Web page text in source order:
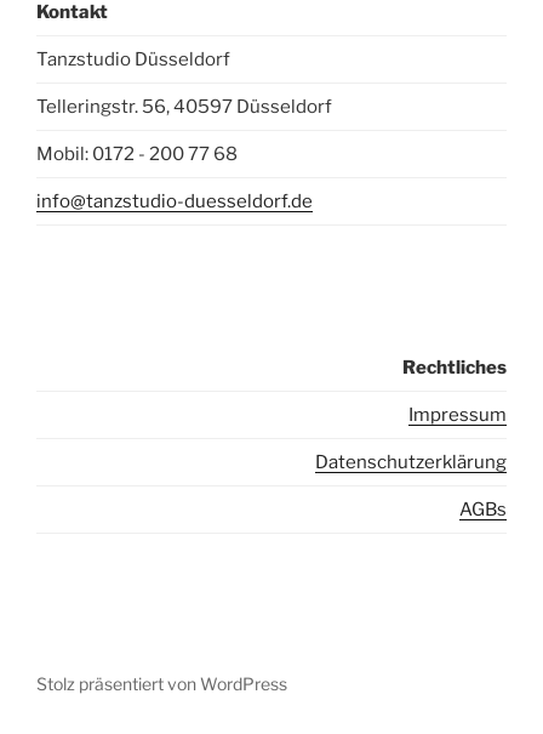
Kontakt
Tanzstudio Düsseldorf
Telleringstr. 56, 40597 Düsseldorf
Mobil: 0172 - 200 77 68
info@tanzstudio-duesseldorf.de
Rechtliches
Impressum
Datenschutzerklärung
AGBs
Stolz präsentiert von WordPress